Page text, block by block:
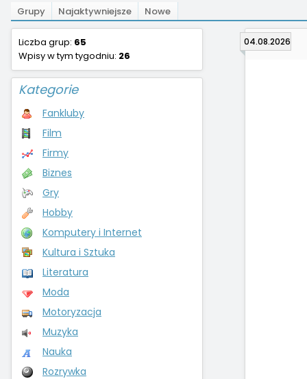
Grupy Najaktywniejsze Nowe
Liczba grup: 65
Wpisy w tym tygodniu: 26
Kategorie
Fankluby
Film
Firmy
Biznes
Gry
Hobby
Komputery i Internet
Kultura i Sztuka
Literatura
Moda
Motoryzacja
Muzyka
Nauka
Rozrywka
04.08.2026